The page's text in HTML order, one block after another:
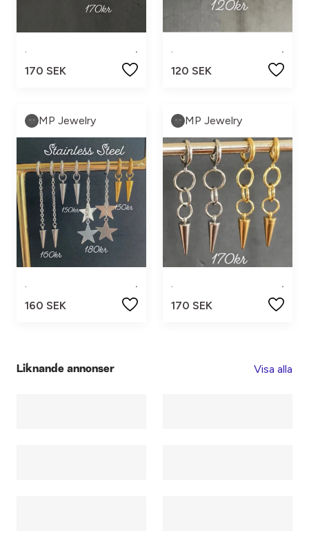
.
.
170 SEK
.
.
120 SEK
MP Jewelry
.
.
160 SEK
MP Jewelry
.
.
170 SEK
Liknande annonser Visa alla